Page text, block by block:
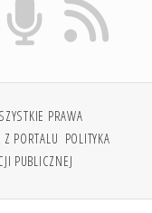
PRAWA
PORTALU POLITYKA
PUBLICZNEJ